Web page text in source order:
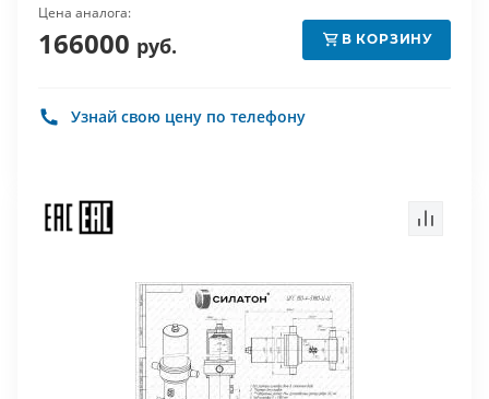
Цена аналога:
166000 руб. В КОРЗИНУ
Узнай свою цену по телефону